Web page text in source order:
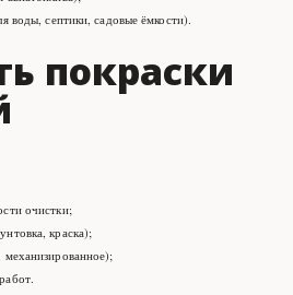
воды, септики, садовые ёмкости).
покраски
очистки;
краска);